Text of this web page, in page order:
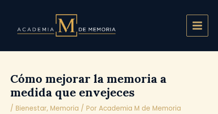
contenido
Cómo mejorar la memoria a
medida que envejeces
/Bienestar,Memoria / PorAcademia M de Memoria